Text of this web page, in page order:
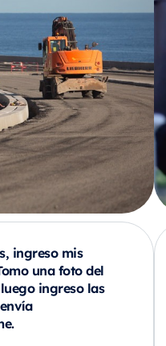
ingreso mis
una foto del
ingreso las